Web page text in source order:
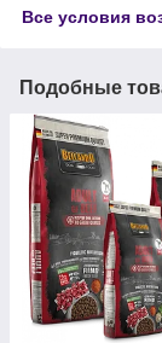
Все условия
Подобные